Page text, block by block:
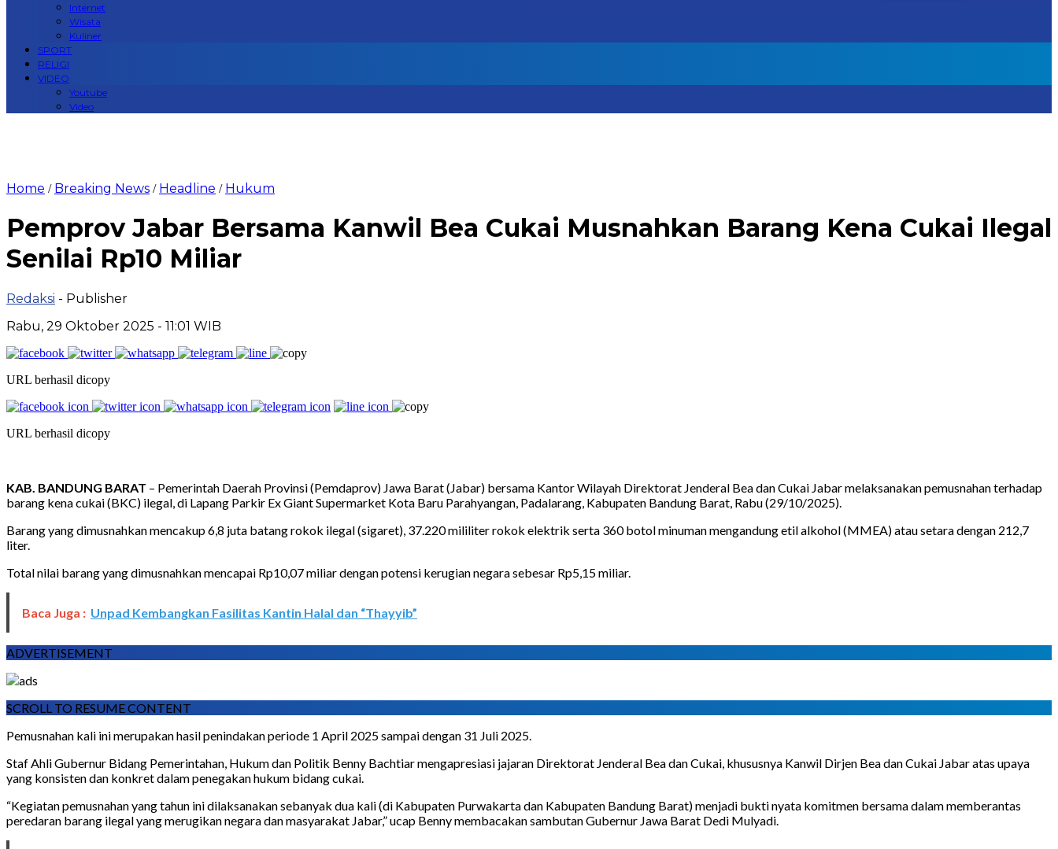
Internet
Wisata
Kuliner
SPORT
RELIGI
VIDEO
Youtube
Video
Home / Breaking News / Headline / Hukum
Pemprov Jabar Bersama Kanwil Bea Cukai Musnahkan Barang Kena Cukai Ilegal
Senilai Rp10 Miliar
Redaksi - Publisher
Rabu, 29 Oktober 2025 - 11:01 WIB
URL berhasil dicopy
URL berhasil dicopy
KAB. BANDUNG BARAT – Pemerintah Daerah Provinsi (Pemdaprov) Jawa Barat (Jabar) bersama Kantor Wilayah Direktorat Jenderal Bea dan Cukai Jabar melaksanakan pemusnahan terhadap
barang kena cukai (BKC) ilegal, di Lapang Parkir Ex Giant Supermarket Kota Baru Parahyangan, Padalarang, Kabupaten Bandung Barat, Rabu (29/10/2025).
Barang yang dimusnahkan mencakup 6,8 juta batang rokok ilegal (sigaret), 37.220 mililiter rokok elektrik serta 360 botol minuman mengandung etil alkohol (MMEA) atau setara dengan 212,7
liter.
Total nilai barang yang dimusnahkan mencapai Rp10,07 miliar dengan potensi kerugian negara sebesar Rp5,15 miliar.
Baca Juga : Unpad Kembangkan Fasilitas Kantin Halal dan “Thayyib”
ADVERTISEMENT
SCROLL TO RESUME CONTENT
Pemusnahan kali ini merupakan hasil penindakan periode 1 April 2025 sampai dengan 31 Juli 2025.
Staf Ahli Gubernur Bidang Pemerintahan, Hukum dan Politik Benny Bachtiar mengapresiasi jajaran Direktorat Jenderal Bea dan Cukai, khususnya Kanwil Dirjen Bea dan Cukai Jabar atas upaya
yang konsisten dan konkret dalam penegakan hukum bidang cukai.
“Kegiatan pemusnahan yang tahun ini dilaksanakan sebanyak dua kali (di Kabupaten Purwakarta dan Kabupaten Bandung Barat) menjadi bukti nyata komitmen bersama dalam memberantas
peredaran barang ilegal yang merugikan negara dan masyarakat Jabar,” ucap Benny membacakan sambutan Gubernur Jawa Barat Dedi Mulyadi.